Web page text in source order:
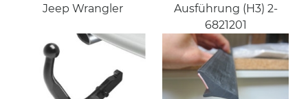
Jeep Wrangler
Ausführung (H3) 2-
6821201